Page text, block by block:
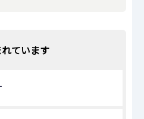
ています